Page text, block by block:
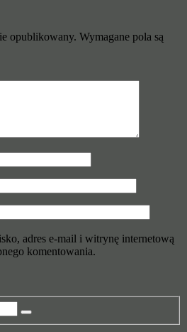
opublikowany. Wymagane pola są
adres e-mail i witrynę internetową
komentowania.